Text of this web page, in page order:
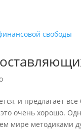
и предлагает
очень хорошо.
мире методиками